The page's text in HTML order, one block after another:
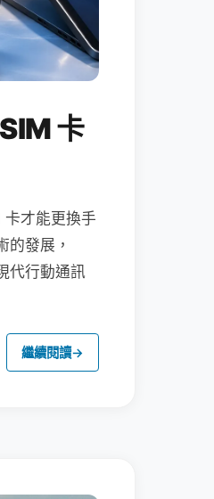
卡
才能更換手
的發展，
代行動通訊
繼續閱讀→